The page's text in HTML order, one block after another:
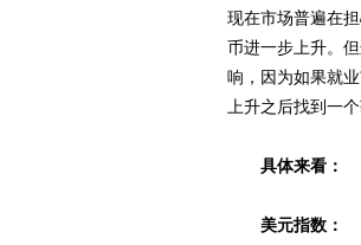
现在市场普遍在
币进一步上升。
响，因为如果就
上升之后找到一
具体来看：
美元指数：